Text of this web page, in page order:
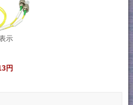
示
円